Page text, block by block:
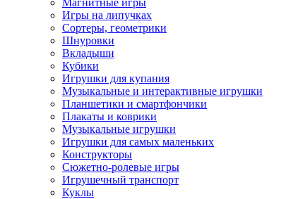
Магнитные игры
Игры на липучках
Сортеры, геометрики
Шнуровки
Вкладыши
Кубики
Игрушки для купания
Музыкальные и интерактивные игрушки
Планшетики и смартфончики
Плакаты и коврики
Музыкальные игрушки
Игрушки для самых маленьких
Конструкторы
Сюжетно-ролевые игры
Игрушечный транспорт
Куклы